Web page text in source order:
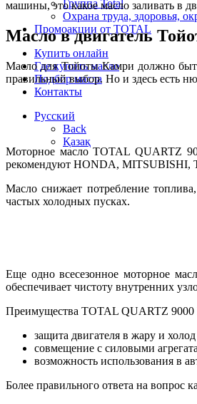
Группа Total
Охрана труда, здоровья,
Промоакции от TOTAL
Купить онлайн
Где купить масло
Подбор масла
Контакты
Русский
Back
Қазақ
машины, это какое масло заливать в
Масло в двигатель
Масло для Тойоты Камри должно
правильный выбор. Но и здесь есть
Моторное масло TOTAL QUARTZ
рекомендуют HONDA, MITSUBISHI,
Масло снижает потребление
частых холодных пусках.
Еще одно всесезонное моторное
обеспечивает чистоту внутренних
Преимущества TOTAL QUARTZ 9000
защита двигателя в жару и
совмещение с силовыми
возможность использования в
Более правильного ответа на вопрос